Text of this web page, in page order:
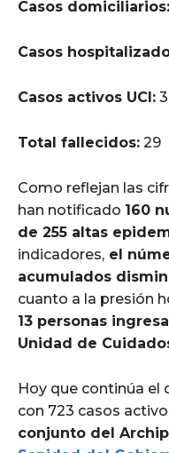
Casos domiciliarios:
Casos
Casos activos UCI: 3
Total fallecidos: 29
Como reflejan las
han notificado 160
de 255 altas
indicadores, el
acumulados
cuanto a la presión
13 personas
Unidad de
Hoy que continúa el
con 723 casos
conjunto del